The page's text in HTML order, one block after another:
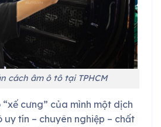
cách âm ô tô tại TPHCM
cưng” của mình một dịch
uy tín – chuyên nghiệp – chất